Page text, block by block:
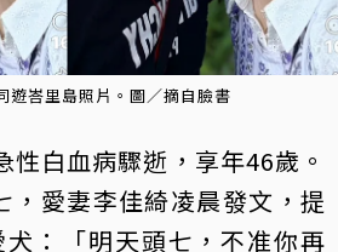
遊峇里島照片。圖／摘自臉書
性白血病驟逝，享年46歲。
，愛妻李佳綺凌晨發文，提
：「明天頭七，不准你再